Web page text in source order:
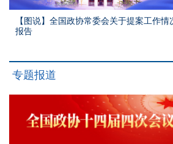
【图说】全国政协常委会关于提案工作情
报告
专题报道